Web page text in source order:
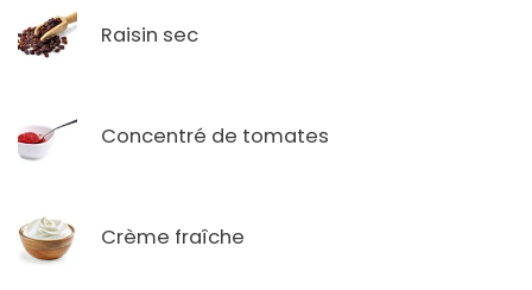
Raisin sec
Concentré de tomates
Crème fraîche